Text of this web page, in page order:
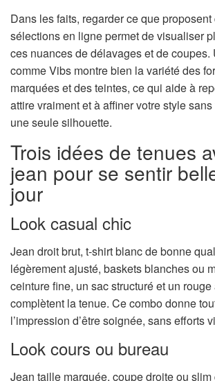
Dans les faits, regarder ce que
sélections en ligne permet de visualiser
ces nuances de délavages et de coupes.
comme Vibs montre bien la variété des
marquées et des teintes, ce qui aide à
attire vraiment et à affiner votre style
une seule silhouette.
Trois idées de tenues
jean pour se sentir
jour
Look casual chic
Jean droit brut, t-shirt blanc de bonne
légèrement ajusté, baskets blanches ou
ceinture fine, un sac structuré et un
complètent la tenue. Ce combo donne
l’impression d’être soignée, sans efforts
Look cours ou bureau
Jean taille marquée, coupe droite ou slim